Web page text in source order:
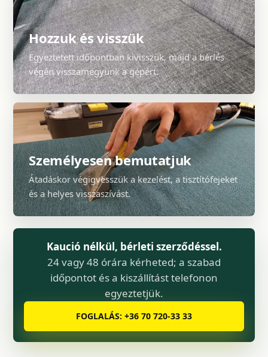
Hozzuk és visszük
Egyeztetett időpontban kivisszük, majd a bérlés
végén visszamegyünk a gépért.
Személyesen bemutatjuk
Átadáskor végigvesszük a kezelést, a tisztítófejeket
és a helyes visszaszívást.
Kaució nélkül, bérleti szerződéssel.
24 vagy 48 órára kérheted; a szabad
időpontot és a kiszállítást telefonon
egyeztetjük.
FOGLALÁS: +36 70 720-33 33